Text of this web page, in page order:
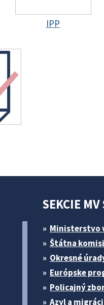
IPP
SEKCIE MV
Ministerstvo
Štátna
Okresné
Európske
Policajný
Azyl a